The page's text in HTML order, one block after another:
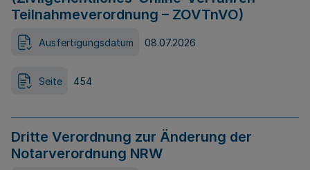
Teilnahmeverordnung – ZOVTnVO)
Ausfertigungsdatum 08.07.2026
Seite 454
Dritte Verordnung zur Änderung der
Notarverordnung NRW